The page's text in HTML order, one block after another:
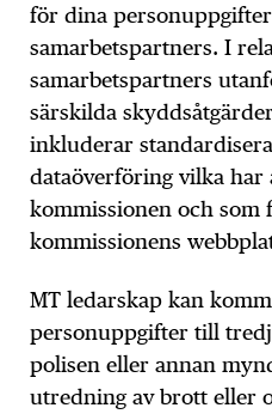
för dina
samarbetspartners. I
samarbetspartners
särskilda
inkluderar
dataöverföring vilka har
kommissionen och som
kommissionens
MT ledarskap kan
personuppgifter till
polisen eller annan
utredning av brott eller